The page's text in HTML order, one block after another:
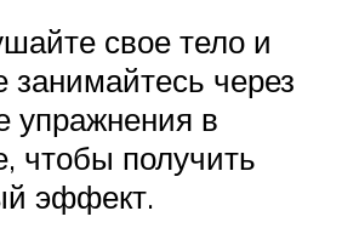
свое тело и
через
упражнения в
чтобы получить
эффект.